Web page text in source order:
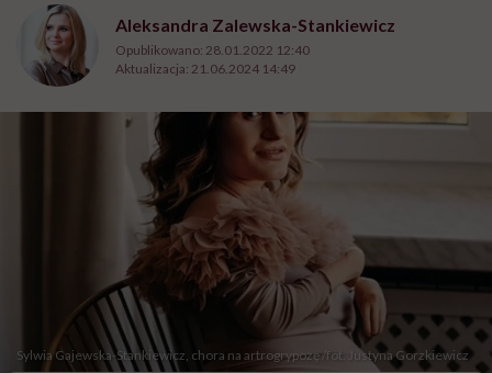
Aleksandra Zalewska-Stankiewicz
Opublikowano: 28.01.2022 12:40
Aktualizacja: 21.06.2024 14:49
Sylwia Gajewska-Stankiewicz, chora na artrogrypozę /fot. Justyna Gorzkiewicz